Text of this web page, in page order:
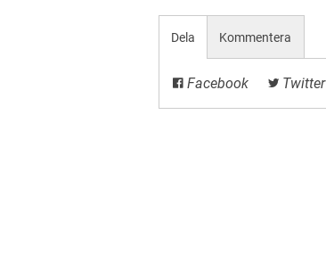
Dela
Facebook Twitter
Kommentera